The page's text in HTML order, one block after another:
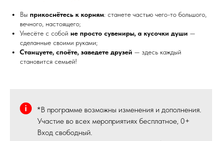
Вы прикоснётесь к корням: станете частью чего-то большого,
вечного, настоящего;
Унесёте с собой не просто сувениры, а кусочки души —
сделанные своими руками;
Станцуете, споёте, заведете друзей — здесь каждый
становится семьей!
*В программе возможны изменения и дополнения.
Участие во всех мероприятиях бесплатное, 0+
Вход свободный.